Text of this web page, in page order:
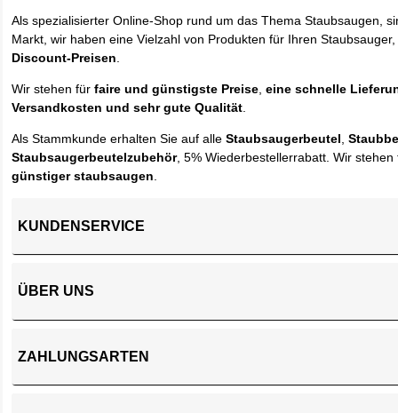
Als spezialisierter Online-Shop rund um das Thema Staubsaugen,
Markt, wir haben eine Vielzahl von Produkten für Ihren
Discount-Preisen
Wir stehen fürfaire und günstigste Preise ,eine schnelle
Versandkosten und sehr gute Qualität
Als Stammkunde erhalten Sie auf alleStaubsaugerbeutel ,
Staubsaugerbeutelzubehör, 5% Wiederbestellerrabatt. Wir
günstiger staubsaugen
KUNDENSERVICE
ÜBER UNS
ZAHLUNGSARTEN